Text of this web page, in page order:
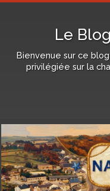
Le
Bienvenue sur ce
privilégiée sur la